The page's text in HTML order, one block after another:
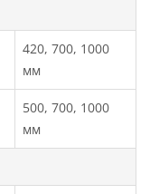
420, 700, 1000
мм
500, 700, 1000
мм